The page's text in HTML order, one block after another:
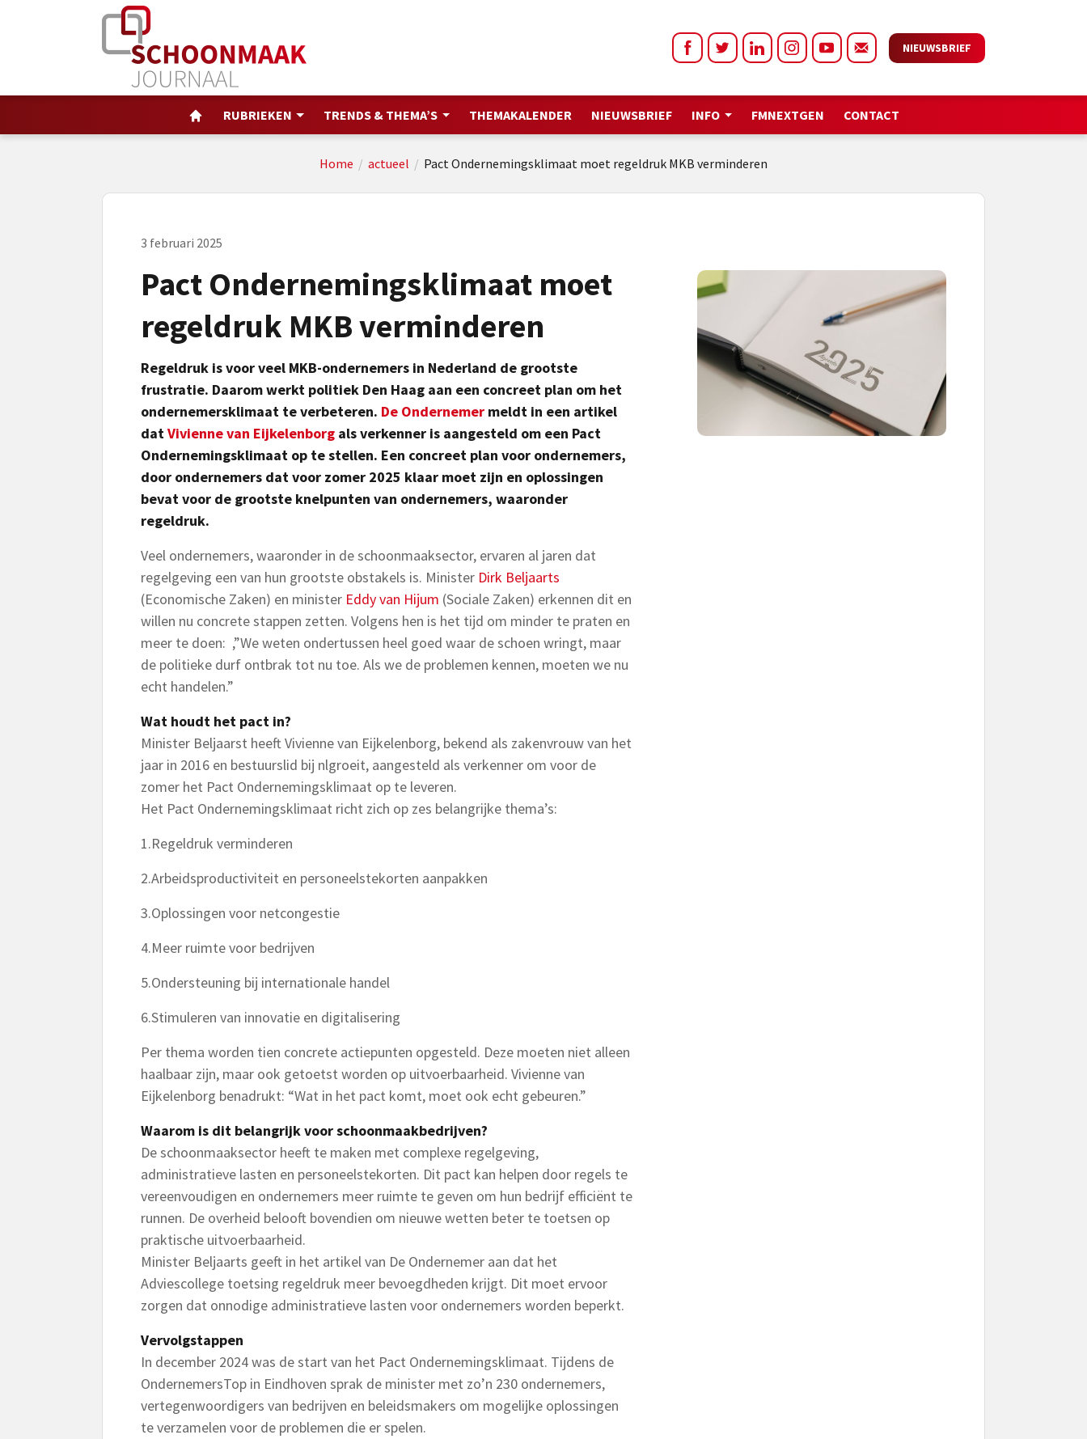
NIEUWSBRIEF
RUBRIEKEN TRENDS & THEMA’S THEMAKALENDER NIEUWSBRIEF INFO FMNEXTGEN CONTACT
Home / actueel / Pact Ondernemingsklimaat moet regeldruk MKB verminderen
3 februari 2025
Pact Ondernemingsklimaat moet
regeldruk MKB verminderen
Regeldruk is voor veel MKB-ondernemers in Nederland de grootste
frustratie. Daarom werkt politiek Den Haag aan een concreet plan om het
ondernemersklimaat te verbeteren. De Ondernemer meldt in een artikel
datVivienne van Eijkelenborg als verkenner is aangesteld om een Pact
Ondernemingsklimaat op te stellen. Een concreet plan voor ondernemers,
door ondernemers dat voor zomer 2025 klaar moet zijn en oplossingen
bevat voor de grootste knelpunten van ondernemers, waaronder
regeldruk.
Veel ondernemers, waaronder in de schoonmaaksector, ervaren al jaren dat
regelgeving een van hun grootste obstakels is. Minister Dirk Beljaarts
(Economische Zaken) en minister Eddy van Hijum (Sociale Zaken) erkennen dit en
willen nu concrete stappen zetten. Volgens hen is het tijd om minder te praten en
meer te doen: ,”We weten ondertussen heel goed waar de schoen wringt, maar
de politieke durf ontbrak tot nu toe. Als we de problemen kennen, moeten we nu
echt handelen.”
Wat houdt het pact in?
Minister Beljaarst heeft Vivienne van Eijkelenborg, bekend als zakenvrouw van het
jaar in 2016 en bestuurslid bij nlgroeit, aangesteld als verkenner om voor de
zomer het Pact Ondernemingsklimaat op te leveren.
Het Pact Ondernemingsklimaat richt zich op zes belangrijke thema’s:
1.Regeldruk verminderen
2.Arbeidsproductiviteit en personeelstekorten aanpakken
3.Oplossingen voor netcongestie
4.Meer ruimte voor bedrijven
5.Ondersteuning bij internationale handel
6.Stimuleren van innovatie en digitalisering
Per thema worden tien concrete actiepunten opgesteld. Deze moeten niet alleen
haalbaar zijn, maar ook getoetst worden op uitvoerbaarheid. Vivienne van
Eijkelenborg benadrukt: “Wat in het pact komt, moet ook echt gebeuren.”
Waarom is dit belangrijk voor schoonmaakbedrijven?
De schoonmaaksector heeft te maken met complexe regelgeving,
administratieve lasten en personeelstekorten. Dit pact kan helpen door regels te
vereenvoudigen en ondernemers meer ruimte te geven om hun bedrijf efficiënt te
runnen. De overheid belooft bovendien om nieuwe wetten beter te toetsen op
praktische uitvoerbaarheid.
Minister Beljaarts geeft in het artikel van De Ondernemer aan dat het
Adviescollege toetsing regeldruk meer bevoegdheden krijgt. Dit moet ervoor
zorgen dat onnodige administratieve lasten voor ondernemers worden beperkt.
Vervolgstappen
In december 2024 was de start van het Pact Ondernemingsklimaat. Tijdens de
OndernemersTop in Eindhoven sprak de minister met zo’n 230 ondernemers,
vertegenwoordigers van bedrijven en beleidsmakers om mogelijke oplossingen
te verzamelen voor de problemen die er spelen.